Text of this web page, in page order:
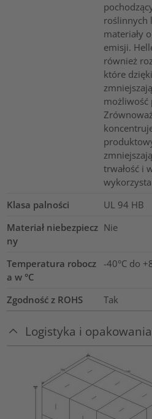
roślinnych
materiały
emisji.
również
które
możliwość
trwałość i
Klasa palności
UL 94 HB
Materiał niebezpiecz
ny
Nie
Temperatura robocz
a w °C
-40°C do
Zgodność z ROHS Tak
Logistyka i opakowania